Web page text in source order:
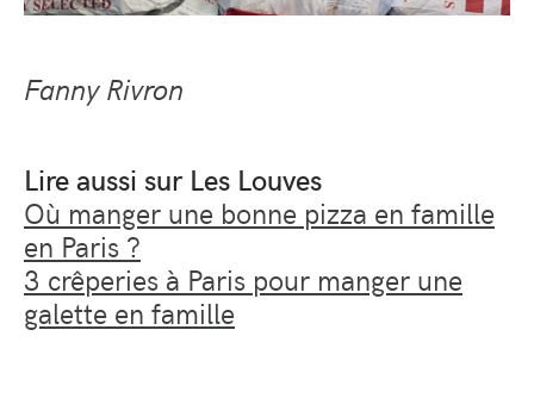
Fanny Rivron
Lire aussi sur Les Louves
Où manger une bonne pizza en famille
en Paris ?
3 crêperies à Paris pour manger une
galette en famille